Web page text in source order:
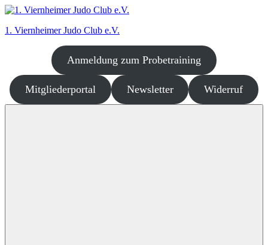
Zum
springen
1. Viernheimer Judo Club e.V.
dort
wo
es
Anmeldung zum Probetraining
Mitgliederportal Newsletter Widerruf